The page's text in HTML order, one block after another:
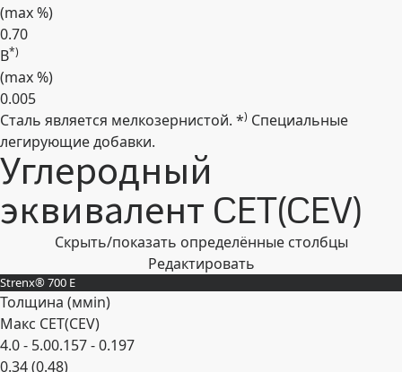
(max%)
0.70
B*)
(max%)
0.005
Развернуть
Сталь является мелкозернистой. *) Специальные
легирующие добавки.
Углеродный
эквивалент CET(CEV)
Скрыть/показать определённые столбцы
Редактировать
Strenx® 700 E
Толщина (ммin)
Макс CET(CEV)
4.0 - 5.00.157 - 0.197
0.34 (0.48)